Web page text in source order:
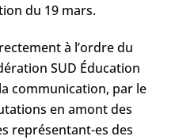
du 19 mars.
à l’ordre du
SUD Éducation
communication, par le
en amont des
représentant-es des